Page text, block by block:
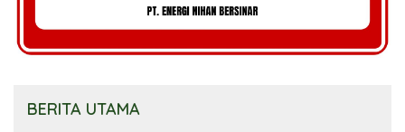
BERITA UTAMA